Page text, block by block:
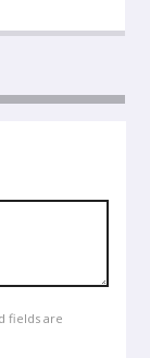
fields are